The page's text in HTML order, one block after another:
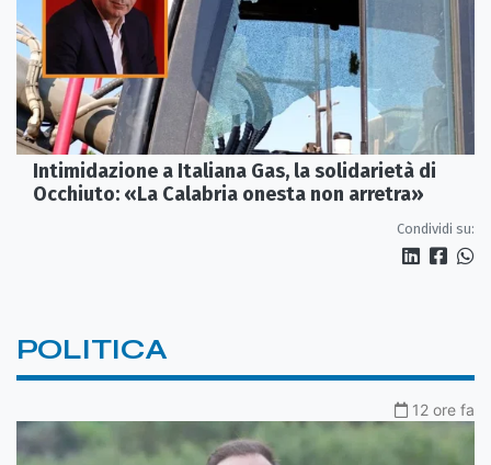
Intimidazione a Italiana Gas, la solidarietà di
Occhiuto: «La Calabria onesta non arretra»
Condividi su:
POLITICA
12 ore fa